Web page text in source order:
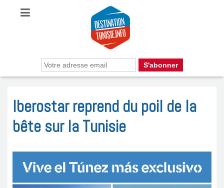
Iberostar reprend du poil de la
bête sur la Tunisie